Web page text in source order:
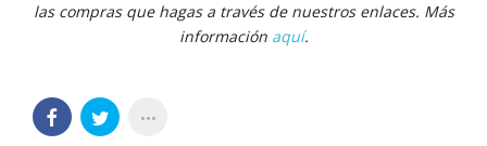
las compras que hagas a través de nuestros enlaces. Más
información aquí.